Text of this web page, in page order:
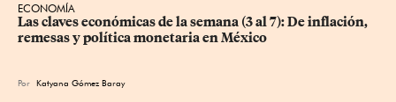
ECONOMÍA
Las claves económicas de la semana (3 al 7): De inflación,
remesas y política monetaria en México
Por Katyana Gómez Baray